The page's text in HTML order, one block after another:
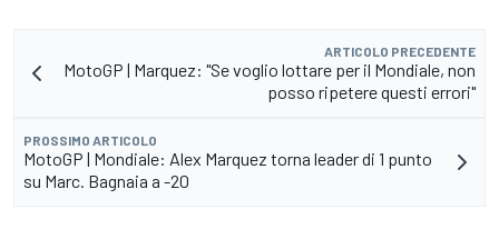
ARTICOLO PRECEDENTE
MotoGP | Marquez: "Se voglio lottare per il Mondiale, non
posso ripetere questi errori"
PROSSIMO ARTICOLO
MotoGP | Mondiale: Alex Marquez torna leader di 1 punto
su Marc. Bagnaia a -20